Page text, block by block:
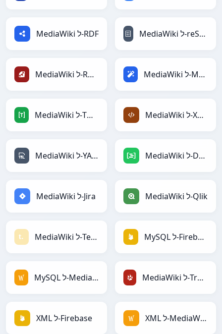
MediaWiki ל-RDF MediaWiki ל-reStructuredText
MediaWiki ל-Ruby MediaWiki ל-Magic
MediaWiki ל-TOML MediaWiki ל-XML
MediaWiki ל-YAML MediaWiki ל-DAX
MediaWiki ל-Jira MediaWiki ל-Qlik
MediaWiki ל-Textile MySQL ל-Firebase
MySQL ל-MediaWiki MediaWiki ל-TracWiki
XML ל-Firebase XML ל-MediaWiki